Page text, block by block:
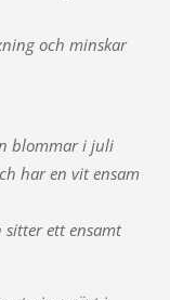
och minskar
blommar i juli
har en vit ensam
sitter ett ensamt